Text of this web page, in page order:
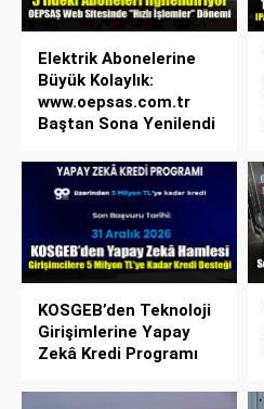
Elektrik Abonelerine
Büyük Kolaylık:
www.oepsas.com.tr
Baştan Sona Yenilendi
KOSGEB’den Teknoloji
Girişimlerine Yapay
Zekâ Kredi Programı